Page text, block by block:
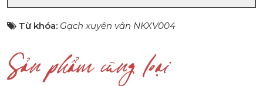
Từ khóa: Gạch xuyên vân NKXV004
Sản phẩm cùng loại